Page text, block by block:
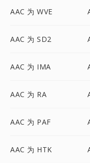
AAC 为 WVE
AAC 为 SD2
AAC 为 IMA
AAC 为 RA
AAC 为 PAF
AAC 为 HTK